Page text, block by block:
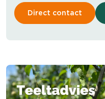
Direct contact